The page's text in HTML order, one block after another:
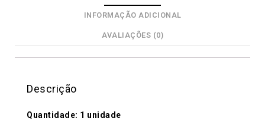
INFORMAÇÃO ADICIONAL
AVALIAÇÕES (0)
Descrição
Quantidade: 1 unidade